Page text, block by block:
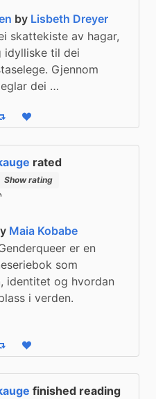
by Lisbeth Dreyer
skattekiste av hagar,
idylliske til dei
Gjennom
dei …
Boost statusLike status
rated
Show rating
Maia Kobabe
er en
som
identitet og hvordan
i verden.
Boost statusLike status
finished reading